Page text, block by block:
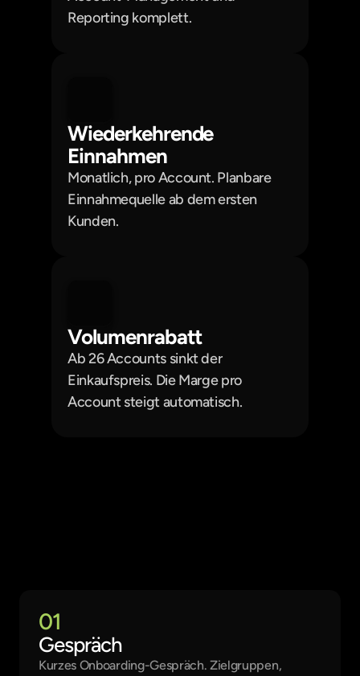
Reporting komplett.
Wiederkehrende
Einnahmen
Monatlich, pro Account. Planbare
Einnahmequelle ab dem ersten
Kunden.
Volumenrabatt
Ab 26 Accounts sinkt der
Einkaufspreis. Die Marge pro
Account steigt automatisch.
In 4 Schritten zum neuen Service
01
Gespräch
Kurzes Onboarding-Gespräch. Zielgruppen,